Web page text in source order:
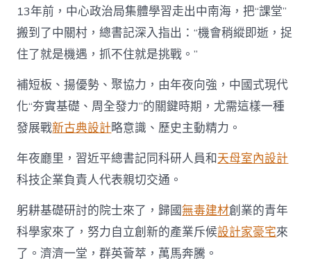
13年前，中心政治局集體學習走出中南海，把“課堂”
搬到了中關村，總書記深入指出：“機會稍縱即逝，捉
住了就是機遇，抓不住就是挑戰。”
補短板、揚優勢、聚協力，由年夜向強，中國式現代
化“夯實基礎、周全發力”的關鍵時期，尤需這樣一種
發展戰新古典設計略意識、歷史主動精力。
年夜廳里，習近平總書記同科研人員和天母室內設計
科技企業負責人代表親切交通。
躬耕基礎研討的院士來了，歸國無毒建材創業的青年
科學家來了，努力自立創新的產業斥候設計家豪宅來
了。濟濟一堂，群英薈萃，萬馬奔騰。